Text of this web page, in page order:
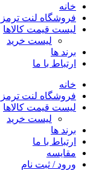
خانه
فروشگاه لنت ترمز
لیست قیمت کالاها
لیست خرید
برند ها
ارتباط با ما
خانه
فروشگاه لنت ترمز
لیست قیمت کالاها
لیست خرید
برند ها
ارتباط با ما
مقایسه
ورود / ثبت نام